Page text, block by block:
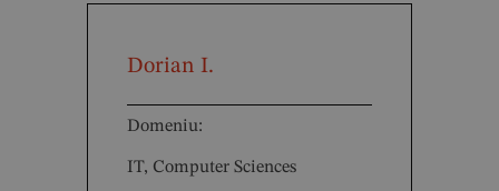
Dorian I.
Domeniu:
IT, Computer Sciences